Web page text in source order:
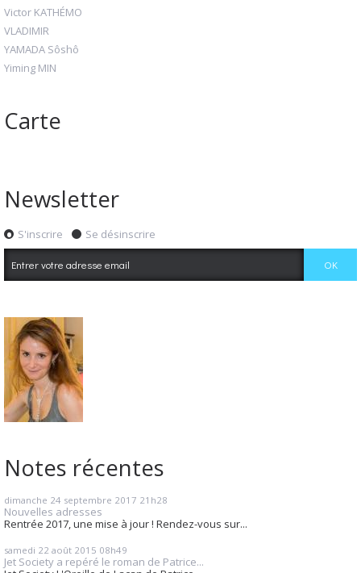
Victor KATHÉMO
VLADIMIR
YAMADA Sôshô
Yiming MIN
Carte
Newsletter
S'inscrire Se désinscrire
Notes récentes
dimanche 24 septembre 2017 21h28
Nouvelles adresses
Rentrée 2017, une mise à jour ! Rendez-vous sur...
samedi 22 août 2015 08h49
Jet Society a repéré le roman de Patrice...